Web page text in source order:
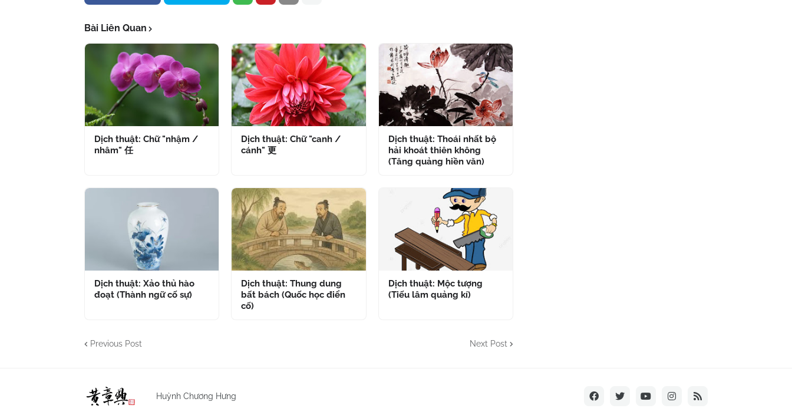
Bài Liên Quan
Dịch thuật: Chữ "nhậm /
nhâm" 任
Dịch thuật: Chữ "canh /
cánh" 更
Dịch thuật: Thoái nhất bộ
hải khoát thiên không
(Tăng quảng hiền văn)
Dịch thuật: Xảo thủ hào
đoạt (Thành ngữ cố sự)
Dịch thuật: Thung dung
bất bách (Quốc học điển
cố)
Dịch thuật: Mộc tượng
(Tiếu lâm quảng kí)
Previous Post Next Post
Huỳnh Chương Hưng